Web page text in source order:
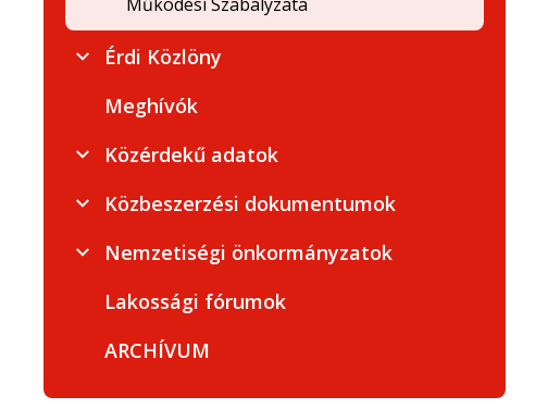
Érdi Közlöny
Meghívók
Közérdekű adatok
Közbeszerzési dokumentumok
Nemzetiségi önkormányzatok
Lakossági fórumok
ARCHÍVUM